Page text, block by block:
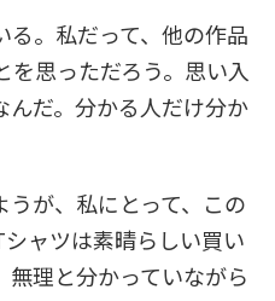
る。私だって、他の作品
を思っただろう。思い入
んだ。分かる人だけ分か
が、私にとって、この
シャツは素晴らしい買い
理と分かっていながら